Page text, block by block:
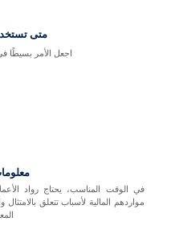
متى
اجعل الأمر بسيطًا
في الوقت المناسب، يحتاج رواد
مواردهم المالية لأسباب تتعلق